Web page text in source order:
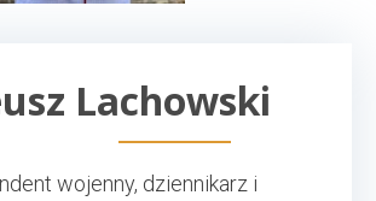
Lachowski
wojenny, dziennikarz i